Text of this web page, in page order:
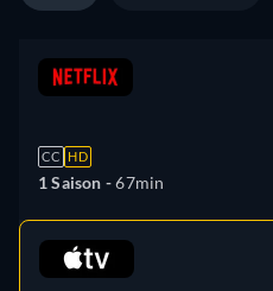
CC HD
1 Saison -67min